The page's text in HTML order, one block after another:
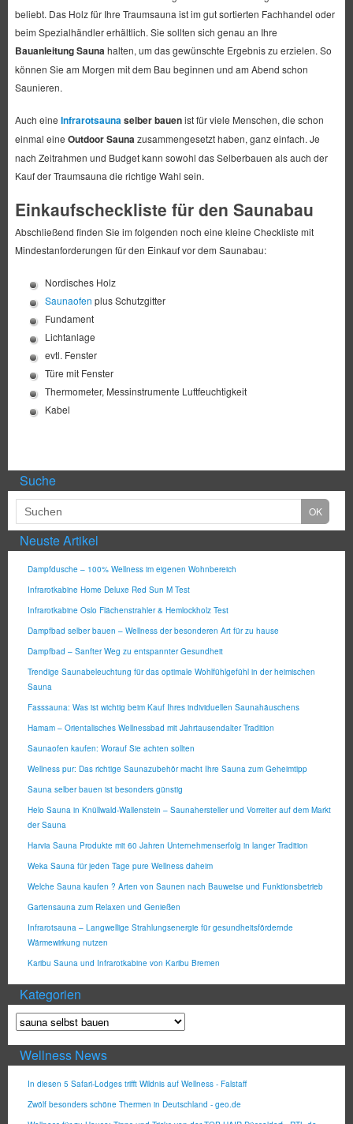
beliebt. Das Holz für Ihre Traumsauna ist im gut sortierten Fachhandel oder
beim Spezialhändler erhältlich. Sie sollten sich genau an Ihre
Bauanleitung Sauna halten, um das gewünschte Ergebnis zu erzielen. So
können Sie am Morgen mit dem Bau beginnen und am Abend schon
Saunieren.
Auch eine Infrarotsaunaselber bauenist für viele Menschen, die schon
einmal eine Outdoor Sauna zusammengesetzt haben, ganz einfach. Je
nach Zeitrahmen und Budget kann sowohl das Selberbauen als auch der
Kauf der Traumsauna die richtige Wahl sein.
Einkaufscheckliste für den Saunabau
Abschließend finden Sie im folgenden noch eine kleine Checkliste mit
Mindestanforderungen für den Einkauf vor dem Saunabau:
Nordisches Holz
Saunaofen plus Schutzgitter
Fundament
Lichtanlage
evtl. Fenster
Türe mit Fenster
Thermometer, Messinstrumente Luftfeuchtigkeit
Kabel
Suche
Neuste Artikel
Dampfdusche – 100% Wellness im eigenen Wohnbereich
Infrarotkabine Home Deluxe Red Sun M Test
Infrarotkabine Oslo Flächenstrahler & Hemlockholz Test
Dampfbad selber bauen – Wellness der besonderen Art für zu hause
Dampfbad – Sanfter Weg zu entspannter Gesundheit
Trendige Saunabeleuchtung für das optimale Wohlfühlgefühl in der heimischen
Sauna
Fasssauna: Was ist wichtig beim Kauf Ihres individuellen Saunahäuschens
Hamam – Orientalisches Wellnessbad mit Jahrtausendalter Tradition
Saunaofen kaufen: Worauf Sie achten sollten
Wellness pur: Das richtige Saunazubehör macht Ihre Sauna zum Geheimtipp
Sauna selber bauen ist besonders günstig
Helo Sauna in Knüllwald-Wallenstein – Saunahersteller und Vorreiter auf dem Markt
der Sauna
Harvia Sauna Produkte mit 60 Jahren Unternehmenserfolg in langer Tradition
Weka Sauna für jeden Tage pure Wellness daheim
Welche Sauna kaufen ? Arten von Saunen nach Bauweise und Funktionsbetrieb
Gartensauna zum Relaxen und Genießen
Infrarotsauna – Langwellige Strahlungsenergie für gesundheitsfördernde
Wärmewirkung nutzen
Karibu Sauna und Infrarotkabine von Karibu Bremen
Kategorien
Wellness News
In diesen 5 Safari-Lodges trifft Wildnis auf Wellness - Falstaff
Zwölf besonders schöne Thermen in Deutschland - geo.de